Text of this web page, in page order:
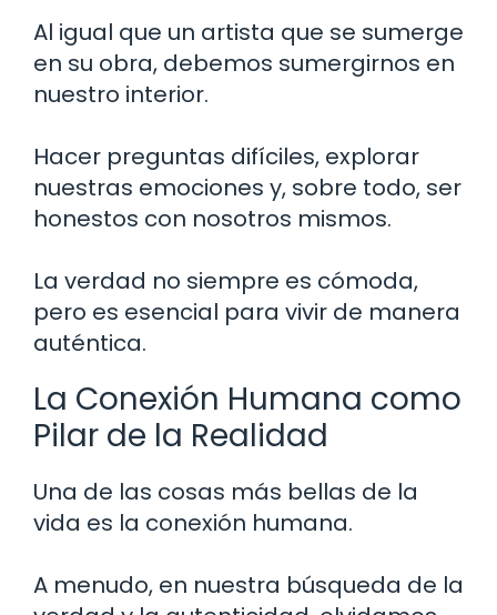
Al igual que un artista que se sumerge
en su obra, debemos sumergirnos en
nuestro interior.
Hacer preguntas difíciles, explorar
nuestras emociones y, sobre todo, ser
honestos con nosotros mismos.
La verdad no siempre es cómoda,
pero es esencial para vivir de manera
auténtica.
La Conexión Humana como
Pilar de la Realidad
Una de las cosas más bellas de la
vida es la conexión humana.
A menudo, en nuestra búsqueda de la